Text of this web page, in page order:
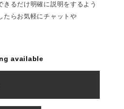
るだけ明確に説明をするよう
たらお気軽にチャットや
available